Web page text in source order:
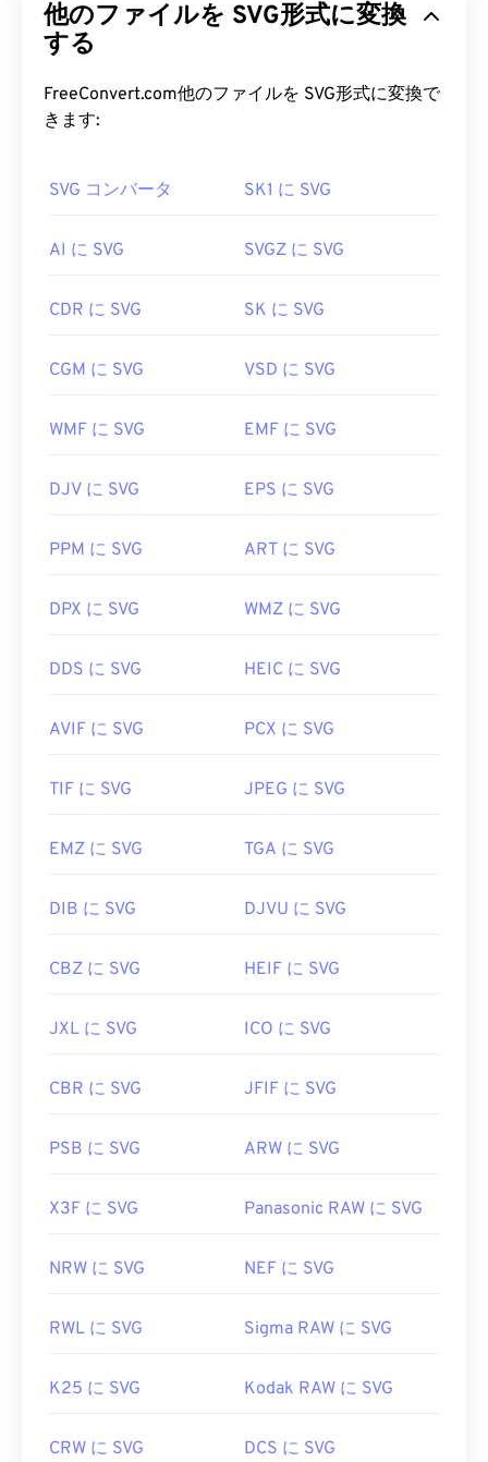
Extensible Markup Language（XML）をベースと
し、ベクターグラフィック
を使用する主な利点は、その名の通り、そのスケー
ラビリティです。このファイル形式は、画質を損な
次元ベクター画像を作成するための情報を提供する
ばいいですか?
とんどのウェブブラウザで簡単に開くことができま
メモ帳やmacOSの Bracketsなど、一般的なテキス
ラムを使用できます。ただし、Adobe Creative
ルしてください。SVGファイルの変換は、いくつか
イル以外のファイル形式への変換には、
ど、ベクターファイルへの変換には、
をご利用ください。
初回リリース:
2001年9月4日
https://www.lifewire.com/svg-file-4120603
ーグラフィックス
他のファイルを SVG形式に変換
する
FreeConvert.com他のファイルを SVG形式に変換で
きます:
SVG コンバータ SK1 に SVG
AI に SVG SVGZ に SVG
CDR に SVG SK に SVG
CGM に SVG VSD に SVG
WMF に SVG EMF に SVG
DJV に SVG EPS に SVG
PPM に SVG ART に SVG
DPX に SVG WMZ に SVG
DDS に SVG HEIC に SVG
AVIF に SVG PCX に SVG
TIF に SVG JPEG に SVG
EMZ に SVG TGA に SVG
DIB に SVG DJVU に SVG
CBZ に SVG HEIF に SVG
JXL に SVG ICO に SVG
CBR に SVG JFIF に SVG
PSB に SVG ARW に SVG
X3F に SVG Panasonic RAW に SVG
NRW に SVG NEF に SVG
RWL に SVG Sigma RAW に SVG
K25 に SVG Kodak RAW に SVG
CRW に SVG DCS に SVG